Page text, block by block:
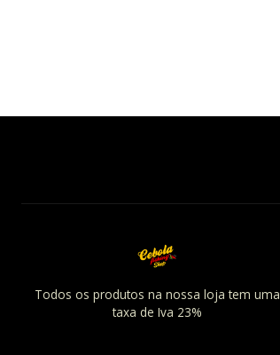
Todos os produtos na nossa loja tem uma
taxa de Iva 23%